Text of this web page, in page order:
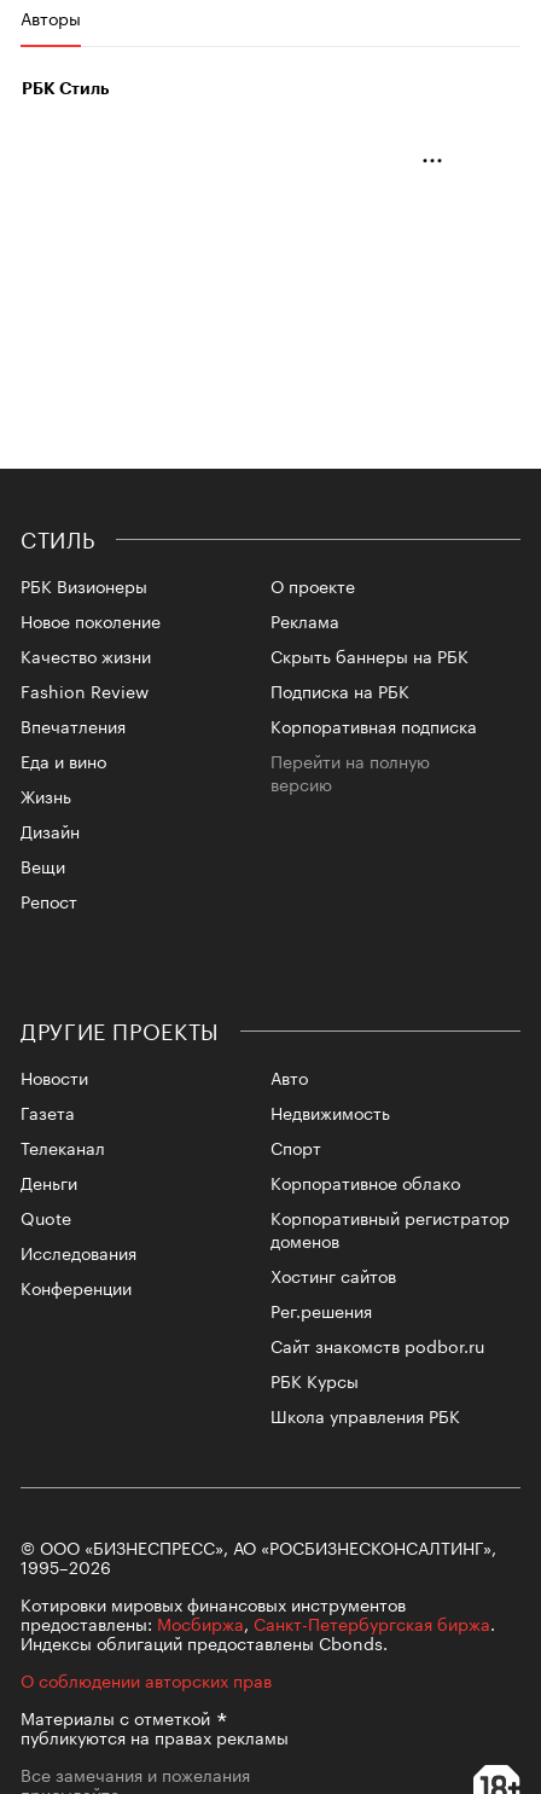
Авторы
РБК Стиль
СТИЛЬ
РБК Визионеры
Новое поколение
Качество жизни
Fashion Review
Впечатления
Еда и вино
Жизнь
Дизайн
Вещи
Репост
О проекте
Реклама
Скрыть баннеры на РБК
Подписка на РБК
Корпоративная подписка
Перейти на полную
версию
ДРУГИЕ ПРОЕКТЫ
Новости
Газета
Телеканал
Авто
Недвижимость
Спорт
Корпоративное облако
Корпоративный регистратор
доменов
Хостинг сайтов
Рег.решения
Сайт знакомств podbor.ru
РБК Курсы
Школа управления РБК
Деньги
Quote
Исследования
Конференции
© ООО «БИЗНЕСПРЕСС», АО «РОСБИЗНЕСКОНСАЛТИНГ»,
1995–2026
Котировки мировых финансовых инструментов
предоставлены: Мосбиржа, Санкт-Петербургская биржа.
Индексы облигаций предоставлены Cbonds.
О соблюдении авторских прав
Материалы сотметкой
публикуются на правах рекламы
Все замечания и пожелания